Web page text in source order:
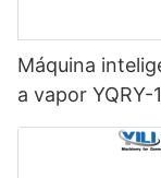
Máquina
a vapor YQRY-1